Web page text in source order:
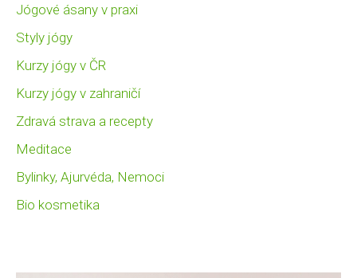
Jógové ásany v praxi
Styly jógy
Kurzy jógy v ČR
Kurzy jógy v zahraničí
Zdravá strava a recepty
Meditace
Bylinky, Ajurvéda, Nemoci
Bio kosmetika